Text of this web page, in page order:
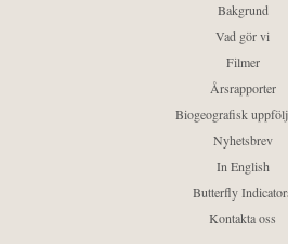
Bakgrund
Vad gör vi
Filmer
Årsrapporter
Biogeografisk
Nyhetsbrev
In English
Butterfly
Kontakta oss